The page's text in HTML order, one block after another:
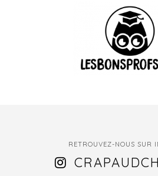
RETROUVEZ-NOUS SUR